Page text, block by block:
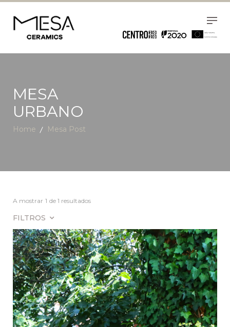
MESA
URBANO
Home Mesa Post
A mostrar 1 de 1 resultados
FILTROS